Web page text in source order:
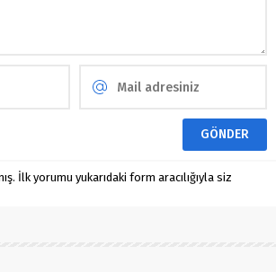
İlk yorumu yukarıdaki form aracılığıyla siz